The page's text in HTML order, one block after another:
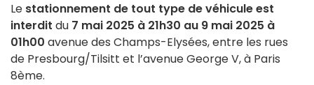
Le stationnement de tout type de véhicule est
interdit du 7 mai 2025 à 21h30 au 9 mai 2025 à
01h00 avenue des Champs-Elysées, entre les rues
de Presbourg/Tilsitt et l’avenue George V, à Paris
8ème.